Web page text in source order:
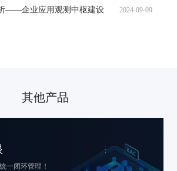
——企业应用观测中枢建设 2024-09-09
其他产品
一闭环管理！